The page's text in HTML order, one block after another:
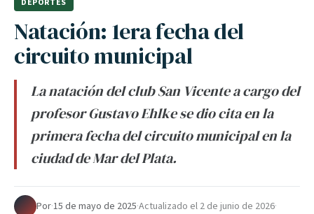
DEPORTES
Natación: 1era fecha del
circuito municipal
La natación del club San Vicente a cargo del
profesor Gustavo Ehlke se dio cita en la
primera fecha del circuito municipal en la
ciudad de Mar del Plata.
Por·15 de mayo de 2025·Actualizado el 2 de junio de 2026·